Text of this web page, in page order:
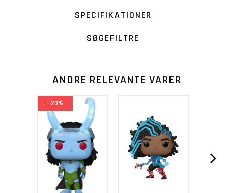
SPECIFIKATIONER
SØGEFILTRE
ANDRE RELEVANTE VARER
- 23%